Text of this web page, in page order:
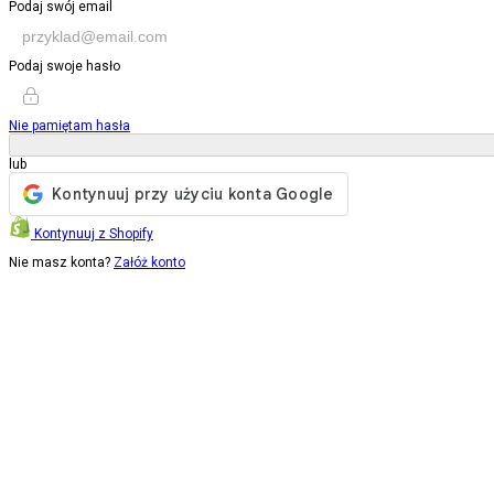
Podaj swój email
Podaj swoje hasło
Nie pamiętam hasła
lub
Kontynuuj z Shopify
Nie masz konta? Załóż konto